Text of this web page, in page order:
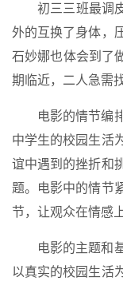
初三三班最调
外的互换了身体，
石妙娜也体会到了
期临近，二人急需
电影的情节编
中学生的校园生活
谊中遇到的挫折和
题。电影中的情节
节，让观众在情感
电影的主题和
以真实的校园生活